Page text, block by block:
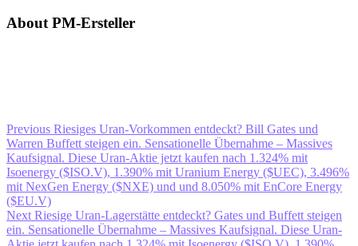
About PM-Ersteller
Previous Riesiges Uran-Vorkommen entdeckt? Bill Gates und
Warren Buffett steigen ein. Sensationelle Übernahme – Massives
Kaufsignal. Diese Uran-Aktie jetzt kaufen nach 1.324% mit
Isoenergy ($ISO.V), 1.390% mit Uranium Energy ($UEC), 3.496%
mit NexGen Energy ($NXE) und und 8.050% mit EnCore Energy
($EU.V)
Next Riesige Uran-Lagerstätte entdeckt? Gates und Buffett steigen
ein. Sensationelle Übernahme – Massives Kaufsignal. Diese Uran-